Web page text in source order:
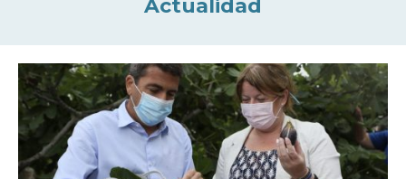
Actualidad